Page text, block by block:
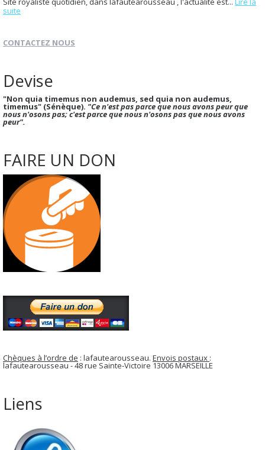
suite
CONTACTEZ NOUS
Devise
"Non quia timemus non audemus, sed quia non audemus,
timemus" (Sénèque). "Ce n'est pas parce que nous avons peur que
nous n'osons pas; c'est parce que nous n'osons pas que nous avons
peur".
FAIRE UN DON
Chèques à l’ordre de : lafautearousseau. Envois postaux :
lafautearousseau - 48 rue Sainte-Victoire 13006 MARSEILLE
Liens